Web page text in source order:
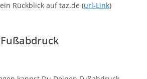
Rückblick auf taz.de (url-Link)